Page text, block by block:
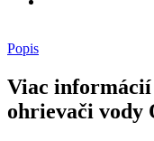
Popis
Viac informácií
ohrievači vody